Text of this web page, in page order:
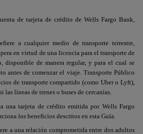
de tarjeta de crédito de Wells Fargo Bank
a cualquier medio de transporte terrestre,
en virtud de una licencia para el transporte de
disponible de manera regular, y para el cual se
antes de comenzar el viaje. Transporte Público
de transporte compartido (como Uber o Lyft),
las líneas de trenes o buses de cercanías.
una tarjeta de crédito emitida por Wells Fargo
los beneficios descritos en esta Guía.
a una relación comprometida entre dos adultos